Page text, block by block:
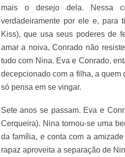
mais o desejo dela. Nessa
verdadeiramente por ele e, para
Kiss), que usa seus poderes de
amar a noiva, Conrado não
tudo com Nina. Eva e Conrado,
decepcionado com a filha, a
só pensa em se vingar.
Sete anos se passam. Eva e
Cerqueira). Nina tornou-se uma
da família, e conta com a
rapaz aproveita a separação de